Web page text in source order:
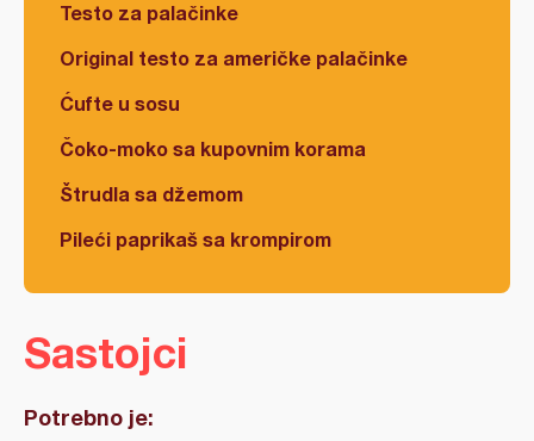
Testo za palačinke
Original testo za američke palačinke
Ćufte u sosu
Čoko-moko sa kupovnim korama
Štrudla sa džemom
Pileći paprikaš sa krompirom
Sastojci
Potrebno je: